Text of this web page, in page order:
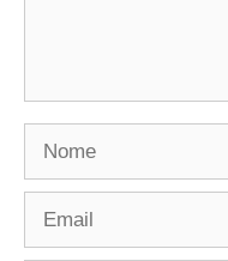
Nome
Email